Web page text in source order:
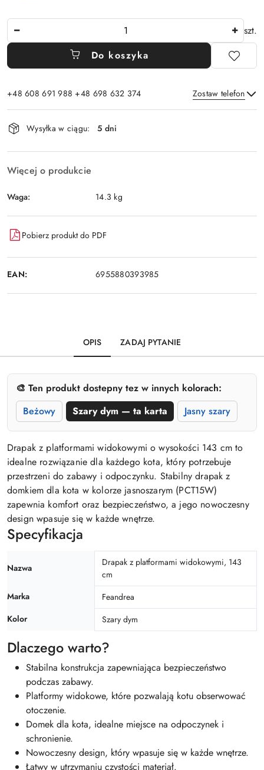
szt.
Do koszyka
+48 608 691 988 +48 698 632 374 Zostaw telefon
Dostępność
i
dostawa
Wysyłka w ciągu: 5 dni
Więcej o produkcie
Waga: 14.3 kg
Pobierz produkt do PDF
EAN: 6955880393985
OPIS ZADAJ PYTANIE
🎨 Ten produkt dostepny tez w innych kolorach:
Beżowy
Szary dym — ta karta Jasny szary
Drapak z platformami widokowymi o wysokości 143 cm to
idealne rozwiązanie dla każdego kota, który potrzebuje
przestrzeni do zabawy i odpoczynku. Stabilny drapak z
domkiem dla kota w kolorze jasnoszarym (PCT15W)
zapewnia komfort oraz bezpieczeństwo, a jego nowoczesny
design wpasuje się w każde wnętrze.
Specyfikacja
Nazwa
Drapak z platformami widokowymi, 143
cm
Marka
Feandrea
Kolor
Szary dym
Dlaczego warto?
Stabilna konstrukcja zapewniająca bezpieczeństwo
podczas zabawy.
Platformy widokowe, które pozwalają kotu obserwować
otoczenie.
Domek dla kota, idealne miejsce na odpoczynek i
schronienie.
Nowoczesny design, który wpasuje się w każde wnętrze.
Łatwy w utrzymaniu czystości materiał.